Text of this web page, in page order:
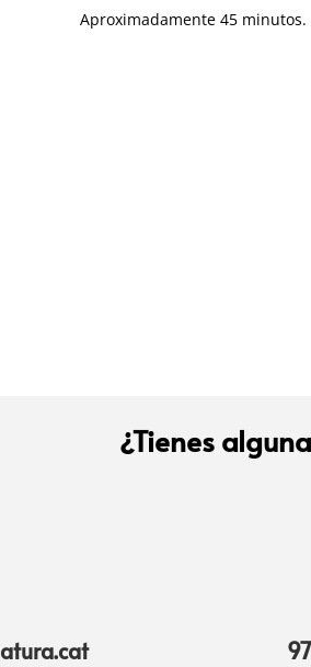
Aproximadamente 45 minutos.
¿Tienes